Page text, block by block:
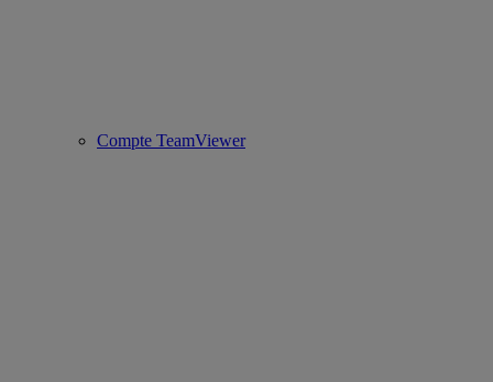
Compte TeamViewer